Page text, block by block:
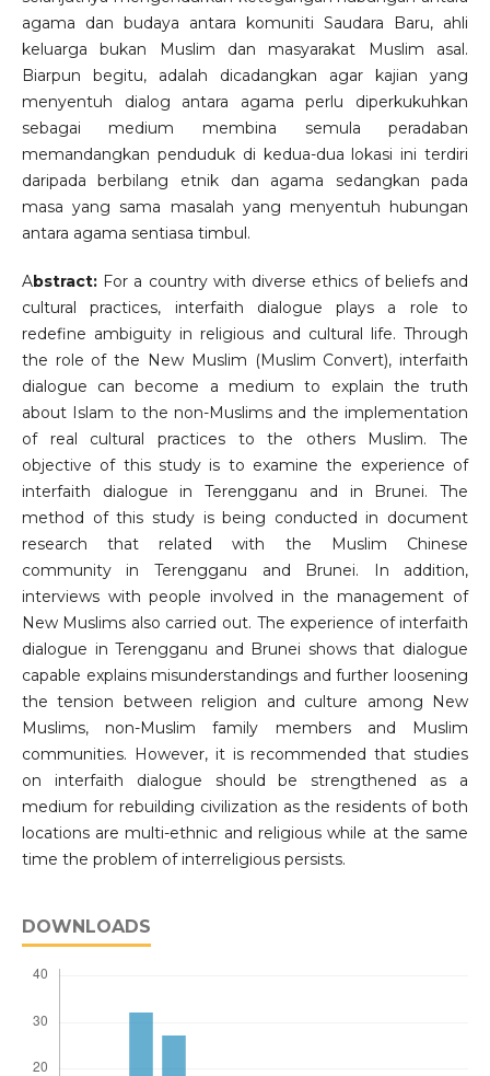
agama dan budaya antara komuniti Saudara Baru, ahli
keluarga bukan Muslim dan masyarakat Muslim asal.
Biarpun begitu, adalah dicadangkan agar kajian yang
menyentuh dialog antara agama perlu diperkukuhkan
sebagai medium membina semula peradaban
memandangkan penduduk di kedua-dua lokasi ini terdiri
daripada berbilang etnik dan agama sedangkan pada
masa yang sama masalah yang menyentuh hubungan
antara agama sentiasa timbul.
Abstract: For a country with diverse ethics of beliefs and
cultural practices, interfaith dialogue plays a role to
redefine ambiguity in religious and cultural life. Through
the role of the New Muslim (Muslim Convert), interfaith
dialogue can become a medium to explain the truth
about Islam to the non-Muslims and the implementation
of real cultural practices to the others Muslim. The
objective of this study is to examine the experience of
interfaith dialogue in Terengganu and in Brunei. The
method of this study is being conducted in document
research that related with the Muslim Chinese
community in Terengganu and Brunei. In addition,
interviews with people involved in the management of
New Muslims also carried out. The experience of interfaith
dialogue in Terengganu and Brunei shows that dialogue
capable explains misunderstandings and further loosening
the tension between religion and culture among New
Muslims, non-Muslim family members and Muslim
communities. However, it is recommended that studies
on interfaith dialogue should be strengthened as a
medium for rebuilding civilization as the residents of both
locations are multi-ethnic and religious while at the same
time the problem of interreligious persists.
DOWNLOADS